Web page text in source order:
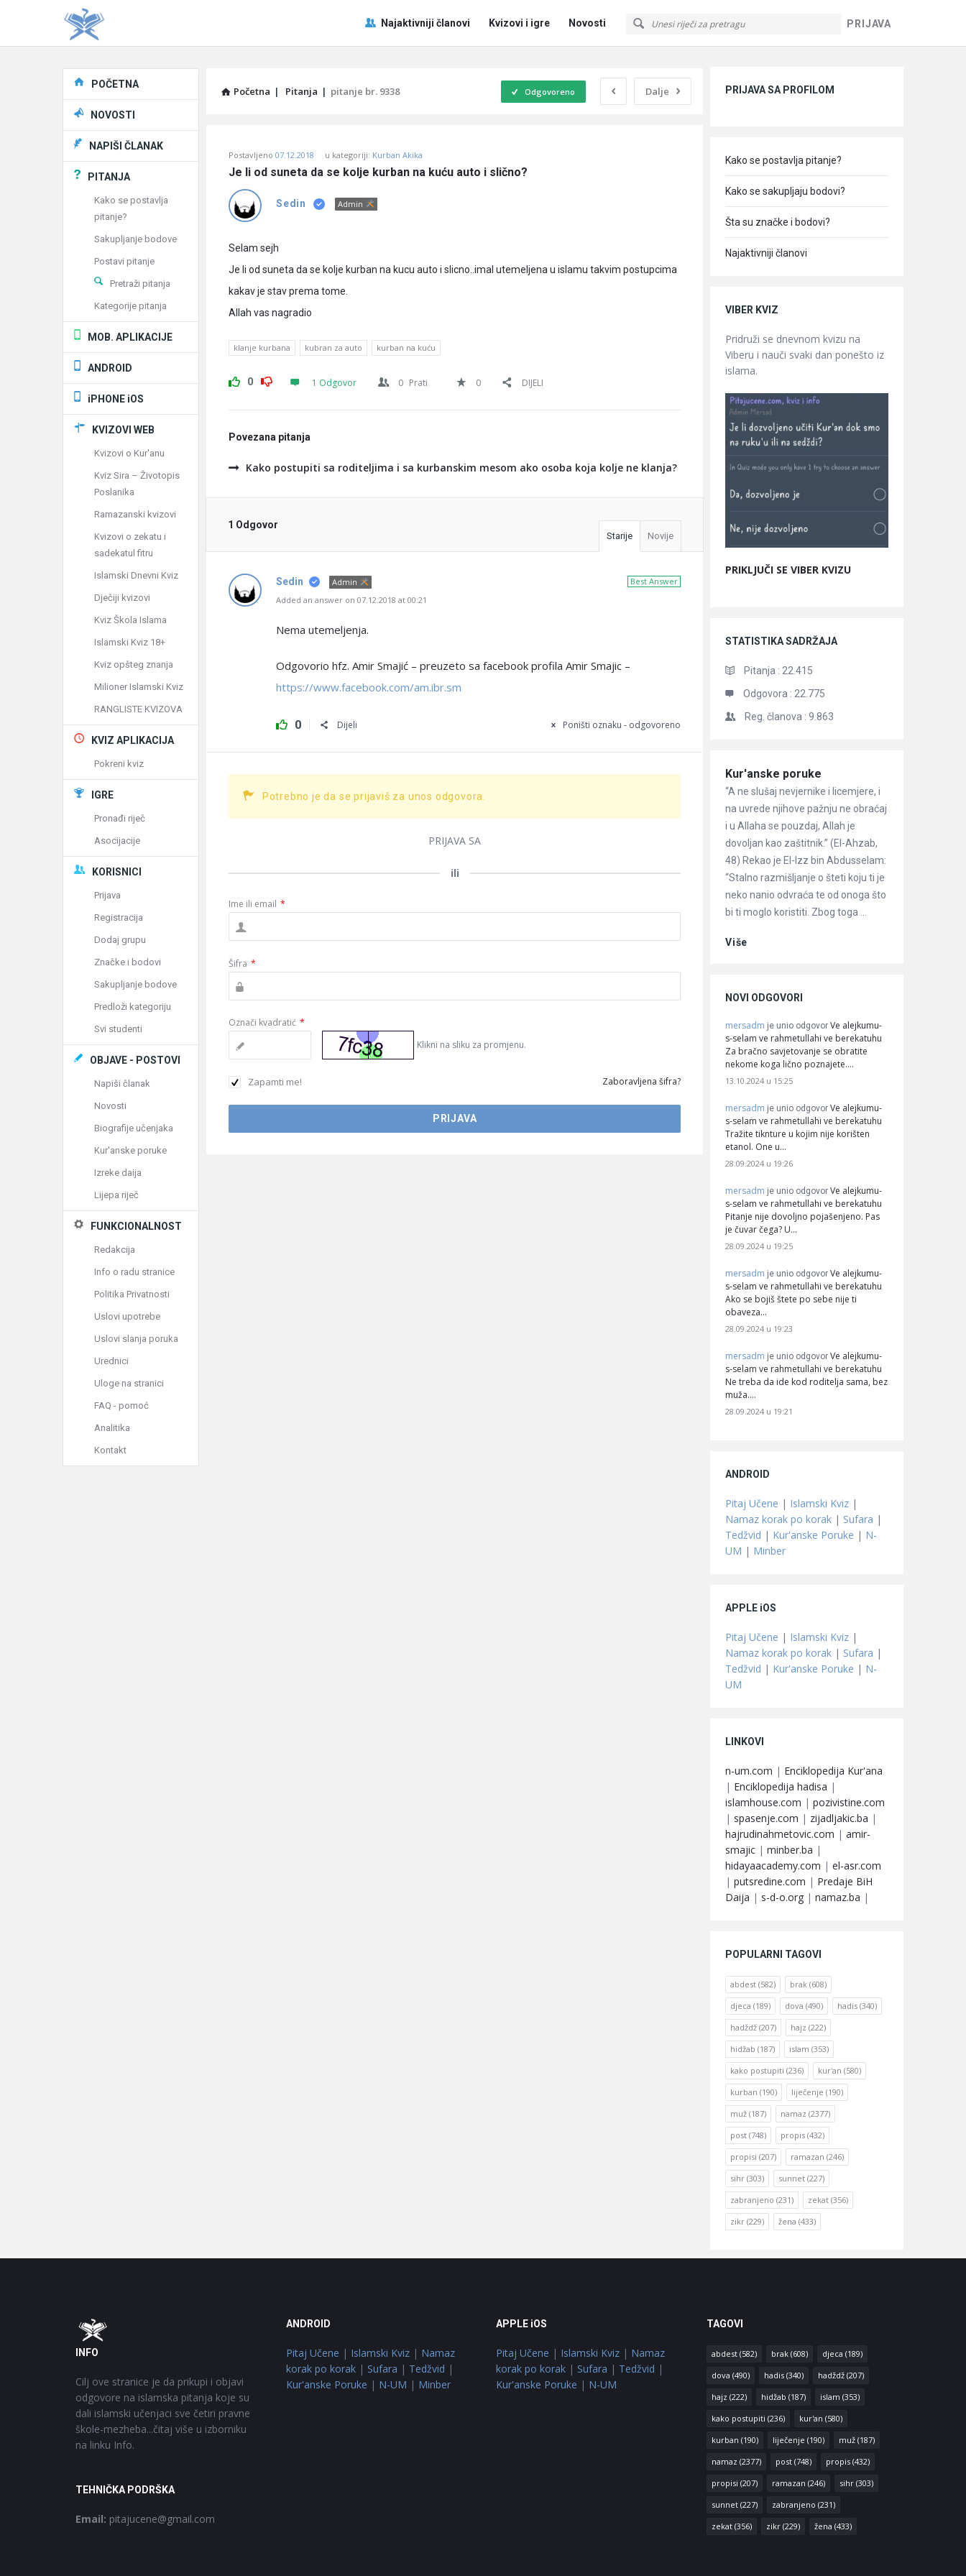
PRIJAVA
Pitaj
Učene
Navigacija
Najaktivniji članovi Kvizovi i igre Novosti
Početna | Pitanja | pitanje br. 9338 Dalje
Odgovoreno
Učene
Latest
Pitanja
Postavljeno 07.12.2018 u kategoriji: Kurban Akika
Je li od suneta da se kolje kurban na kuću auto i slično?
Sedin Admin
Selam sejh
Je li od suneta da se kolje kurban na kucu auto i slicno..imal utemeljena u islamu takvim postupcima
kakav je stav prema tome.
Allah vas nagradio
klanje kurbana kubran za auto kurban na kuću
0 1 Odgovor 0 Prati 0 DIJELI
Povezana pitanja
Kako postupiti sa roditeljima i sa kurbanskim mesom ako osoba koja kolje ne klanja?
1 Odgovor
Starije Novije
Best Answer
Sedin
Admin
Added an answer on 07.12.2018 at 00:21
Nema utemeljenja.
Odgovorio hfz. Amir Smajić – preuzeto sa facebook profila Amir Smajic –
https://www.facebook.com/am.ibr.sm
0 Dijeli Poništi oznaku - odgovoreno
Potrebno je da se prijaviš za unos odgovora.
PRIJAVA SA
ili
Ime ili email *
Šifra *
Označi kvadratić *
Klikni na sliku za promjenu.
Zapamti me! Zaboravljena šifra?
PRIJAVA SA PROFILOM
Kako se postavlja pitanje?
Kako se sakupljaju bodovi?
Šta su značke i bodovi?
Najaktivniji članovi
VIBER KVIZ
Pridruži se dnevnom kvizu na
Viberu i nauči svaki dan ponešto iz
islama.
PRIKLJUČI SE VIBER KVIZU
STATISTIKA SADRŽAJA
Pitanja : 22.415
Odgovora : 22.775
Reg. članova : 9.863
Članci
Kur'anske poruke
“A ne slušaj nevjernike i licemjere, i
na uvrede njihove pažnju ne obraćaj
i u Allaha se pouzdaj, Allah je
dovoljan kao zaštitnik.” (El-Ahzab,
48) Rekao je El-Izz bin Abdusselam:
“Stalno razmišljanje o šteti koju ti je
neko nanio odvraća te od onoga što
bi ti moglo koristiti. Zbog toga ...
Više
NOVI ODGOVORI
mersadm je unio odgovor Ve alejkumu-
s-selam ve rahmetullahi ve berekatuhu
Za bračno savjetovanje se obratite
nekome koga lično poznajete.…
13.10.2024 u 15:25
mersadm je unio odgovor Ve alejkumu-
s-selam ve rahmetullahi ve berekatuhu
Tražite tiknture u kojim nije korišten
etanol. One u…
28.09.2024 u 19:26
mersadm je unio odgovor Ve alejkumu-
s-selam ve rahmetullahi ve berekatuhu
Pitanje nije dovoljno pojašenjeno. Pas
je čuvar čega? U…
28.09.2024 u 19:25
mersadm je unio odgovor Ve alejkumu-
s-selam ve rahmetullahi ve berekatuhu
Ako se bojiš štete po sebe nije ti
obaveza…
28.09.2024 u 19:23
mersadm je unio odgovor Ve alejkumu-
s-selam ve rahmetullahi ve berekatuhu
Ne treba da ide kod roditelja sama, bez
muža.…
28.09.2024 u 19:21
ANDROID
Pitaj Učene | Islamski Kviz |
Namaz korak po korak | Sufara |
Tedžvid | Kur'anske Poruke | N-
UM | Minber
APPLE iOS
Pitaj Učene | Islamski Kviz |
Namaz korak po korak | Sufara |
Tedžvid | Kur'anske Poruke | N-
UM
LINKOVI
n-um.com | Enciklopedija Kur'ana
| Enciklopedija hadisa |
islamhouse.com | pozivistine.com
| spasenje.com | zijadljakic.ba |
hajrudinahmetovic.com | amir-
smajic | minber.ba |
hidayaacademy.com | el-asr.com
| putsredine.com | Predaje BiH
Daija | s-d-o.org | namaz.ba |
POPULARNI TAGOVI
abdest (582) brak (608)
djeca (189) dova (490) hadis (340)
hadždž (207) hajz (222)
hidžab (187) islam (353)
kako postupiti (236) kur'an (580)
kurban (190) liječenje (190)
muž (187) namaz (2377)
post (748) propis (432)
propisi (207) ramazan (246)
sihr (303) sunnet (227)
zabranjeno (231) zekat (356)
zikr (229) žena (433)
Explore
POČETNA
NOVOSTI
NAPIŠI ČLANAK
PITANJA
Kako se postavlja
pitanje?
Sakupljanje bodove
Postavi pitanje
Pretraži pitanja
Kategorije pitanja
MOB. APLIKACIJE
ANDROID
iPHONE iOS
KVIZOVI WEB
Kvizovi o Kur'anu
Kviz Sira – Životopis
Poslanika
Ramazanski kvizovi
Kvizovi o zekatu i
sadekatul fitru
Islamski Dnevni Kviz
Dječiji kvizovi
Kviz Škola Islama
Islamski Kviz 18+
Kviz opšteg znanja
Milioner Islamski Kviz
RANGLISTE KVIZOVA
KVIZ APLIKACIJA
Pokreni kviz
IGRE
Pronađi riječ
Asocijacije
KORISNICI
Prijava
Registracija
Dodaj grupu
Značke i bodovi
Sakupljanje bodove
Predloži kategoriju
Svi studenti
OBJAVE - POSTOVI
Napiši članak
Novosti
Biografije učenjaka
Kur'anske poruke
Izreke daija
Lijepa riječ
FUNKCIONALNOST
Redakcija
Info o radu stranice
Politika Privatnosti
Uslovi upotrebe
Uslovi slanja poruka
Urednici
Uloge na stranici
FAQ - pomoć
Analitika
Kontakt
Footer
INFO
Cilj ove stranice je da prikupi i objavi
odgovore na islamska pitanja koje su
dali islamski učenjaci sve četiri pravne
škole-mezheba...čitaj više u izborniku
na linku Info.
TEHNIČKA PODRŠKA
Email: pitajucene@gmail.com
ANDROID
Pitaj Učene | Islamski Kviz| Namaz
korak po korak| Sufara | Tedžvid |
Kur'anske Poruke | N-UM | Minber
APPLE iOS
Pitaj Učene | Islamski Kviz | Namaz
korak po korak | Sufara | Tedžvid |
Kur'anske Poruke | N-UM
TAGOVI
abdest(582) brak(608) djeca (189)
dova (490) hadis(340) hadždž(207)
hajz (222) hidžab (187) islam (353)
kako postupiti (236) kur'an (580)
kurban (190) liječenje (190) muž(187)
namaz (2377) post(748) propis(432)
propisi (207) ramazan (246) sihr(303)
sunnet(227) zabranjeno (231)
zekat(356) zikr(229) žena (433)